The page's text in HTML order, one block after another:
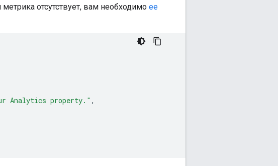
отсутствует, вам необходимо ее
Analytics property." ,